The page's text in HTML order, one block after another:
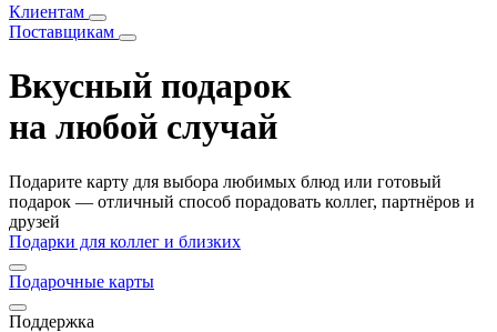
Клиентам
Поставщикам
Вкусный подарок
на любой случай
Подарите карту для выбора любимых блюд или готовый
подарок — отличный способ порадовать коллег, партнёров и
друзей
Подарки для коллег и близких
Подарочные карты
Поддержка